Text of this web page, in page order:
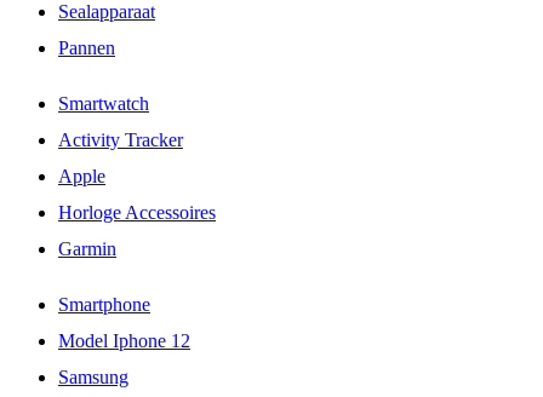
Sealapparaat
Pannen
Smartwatch
Activity Tracker
Apple
Horloge Accessoires
Garmin
Smartphone
Model Iphone 12
Samsung